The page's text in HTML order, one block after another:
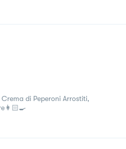
di Peperoni Arrostiti,